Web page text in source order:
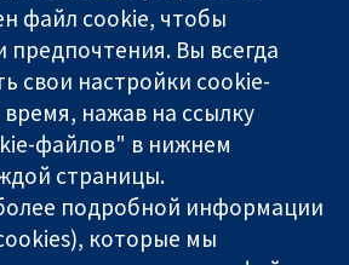
United Kingdom
служба
О нас
Работа
Cochrane
Library
is a charity (no. 1045921) and a
(no. 03044323) registered in
файл cookie, чтобы
Вы всегда
свои настройки cookie-
нажав на ссылку
файлов" в нижнем
страницы.
подробной информации
которые мы